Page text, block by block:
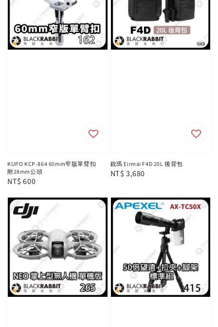
KUPO KCP-864 60mm窄版單臂扣
附28mm公頭
Regular
NT$ 600
銳瑪 Eirmai F4D 20L 後背包
Regular
NT$ 3,680